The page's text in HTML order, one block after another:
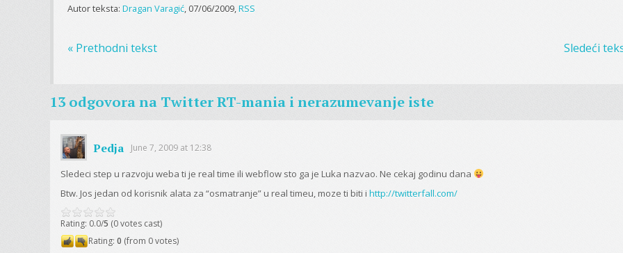
Autor teksta: Dragan Varagić, 07/06/2009,RSS
« Prethodni tekst Sledeći
13 odgovora na Twitter RT-mania i nerazumevanje iste
Pedja June 7, 2009 at 12:38
Sledeci step u razvoju weba ti je real time ili webflow sto ga je Luka nazvao. Ne cekaj godinu dana
Btw. Jos jedan od korisnik alata za “osmatranje” u real timeu, moze ti biti i http://twitterfall.com/
Rating: 0.0/5 (0 votes cast)
Rating: 0 (from 0 votes)